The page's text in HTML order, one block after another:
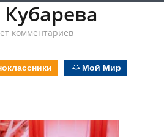
комментариев
Мой Мир